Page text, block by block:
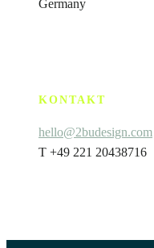
Germany
KONTAKT
hello@2budesign.com
T +49 221 20438716